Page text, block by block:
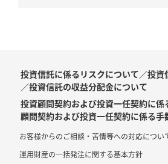
投資信託に係るリスクについて／投
／投資信託の収益分配金について
投資顧問契約および投資一任契約に
顧問契約および投資一任契約に係る手
お客様からのご相談・苦情等への対応につい
運用財産の一括発注に関する基本方針